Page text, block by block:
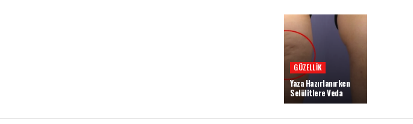
GÜZELLIK
Yaza Hazırlanırken
Selülitlere Veda